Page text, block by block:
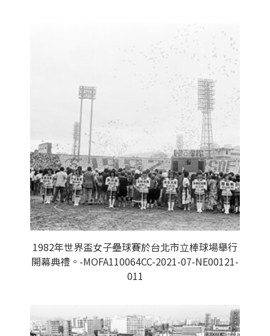
1982年世界盃女子壘球賽於台北市立棒球場舉行
開幕典禮。-MOFA110064CC-2021-07-NE00121-
011